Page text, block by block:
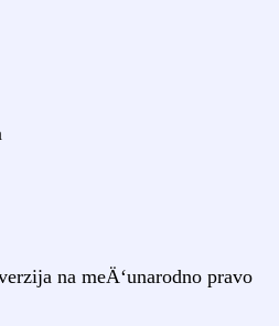
na meÄ‘unarodno pravo